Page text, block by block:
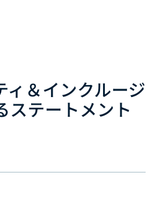
ィ＆インクルージ
ステートメント